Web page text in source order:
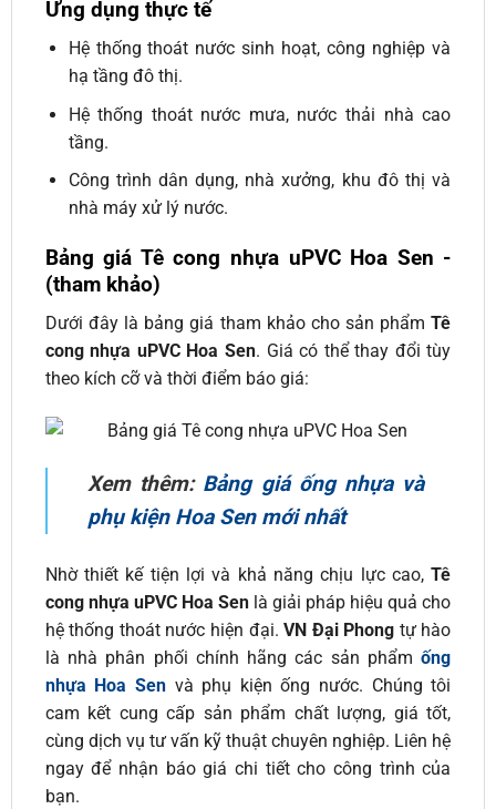
Ứng dụng thực tế
Hệ thống thoát nước sinh hoạt, công nghiệp và
hạ tầng đô thị.
Hệ thống thoát nước mưa, nước thải nhà cao
tầng.
Công trình dân dụng, nhà xưởng, khu đô thị và
nhà máy xử lý nước.
Bảng giá Tê cong nhựa uPVC Hoa Sen -
(tham khảo)
Dưới đây là bảng giá tham khảo cho sản phẩmTê
cong nhựa uPVC Hoa Sen. Giá có thể thay đổi tùy
theo kích cỡ và thời điểm báo giá:
Xem thêm: Bảng giá ống nhựa và
phụ kiện Hoa Sen mới nhất
Nhờ thiết kế tiện lợi và khả năng chịu lực cao,Tê
cong nhựa uPVC Hoa Senlà giải pháp hiệu quả cho
hệ thống thoát nước hiện đại.VN Đại Phong tự hào
là nhà phân phối chính hãng các sản phẩmống
nhựa Hoa Sen và phụ kiện ống nước. Chúng tôi
cam kết cung cấp sản phẩm chất lượng, giá tốt,
cùng dịch vụ tư vấn kỹ thuật chuyên nghiệp. Liên hệ
ngay để nhận báo giá chi tiết cho công trình của
bạn.